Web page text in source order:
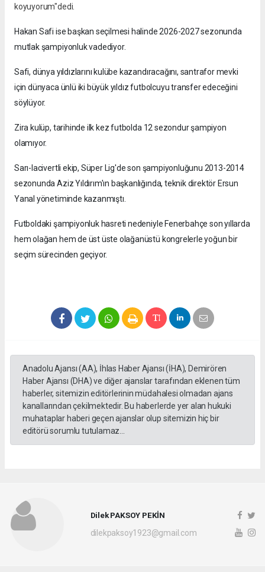
koyuyorum"dedi.
Hakan Safi ise başkan seçilmesi halinde 2026-2027 sezonunda
mutlak şampiyonluk vadediyor.
Safi, dünya yıldızlarını kulübe kazandıracağını, santrafor mevki
için dünyaca ünlü iki büyük yıldız futbolcuyu transfer edeceğini
söylüyor.
Zira kulüp, tarihinde ilk kez futbolda 12 sezondur şampiyon
olamıyor.
Sarı-lacivertli ekip, Süper Lig'de son şampiyonluğunu 2013-2014
sezonunda Aziz Yıldırım'ın başkanlığında, teknik direktör Ersun
Yanal yönetiminde kazanmıştı.
Futboldaki şampiyonluk hasreti nedeniyle Fenerbahçe son yıllarda
hem olağan hem de üst üste olağanüstü kongrelerle yoğun bir
seçim sürecinden geçiyor.
Anadolu Ajansı (AA), İhlas Haber Ajansı (İHA), Demirören
Haber Ajansı (DHA) ve diğer ajanslar tarafından eklenen tüm
haberler, sitemizin editörlerinin müdahalesi olmadan ajans
kanallarından çekilmektedir. Bu haberlerde yer alan hukuki
muhataplar haberi geçen ajanslar olup sitemizin hiç bir
editörü sorumlu tutulamaz...
Dilek PAKSOY PEKİN
dilekpaksoy1923@gmail.com